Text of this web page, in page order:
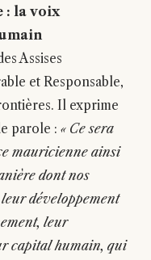
: la voix
Assises
et Responsable,
Il exprime
parole : « Ce sera
mauricienne ainsi
dont nos
développement
leur
capital humain, qui